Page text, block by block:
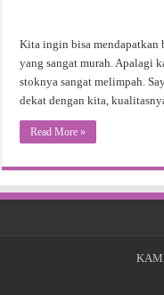
Kita ingin bisa mendapatkan
yang sangat murah. Apalagi
stoknya sangat melimpah.
dekat dengan kita,
Read More »